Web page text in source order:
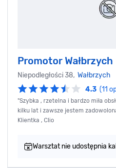
Promotor Wałbrzych
Niepodległości 38, Wałbrzych
4.3 (11
"Szybka , rzetelna i bardzo miła
kilku lat i zawsze jestem
Klientka , Clio
Warsztat nie udostępnia